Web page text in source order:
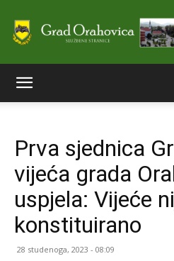
Prva sjednica
vijeća grada
uspjela: Vijeće
konstituirano
28 studenoga, 2023 - 08:09